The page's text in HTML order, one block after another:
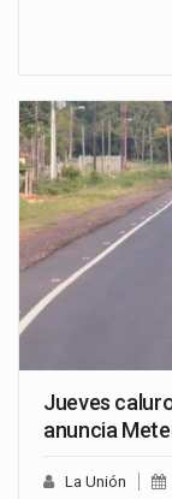
Jueves
anuncia
La Unión